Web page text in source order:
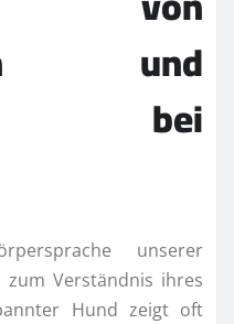
und
bei
unserer
Verständnis ihres
Hund zeigt oft